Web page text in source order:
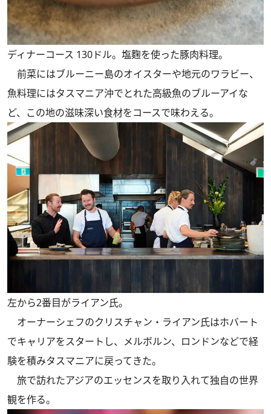
ディナーコース 130ドル。塩麴を使った豚肉料理。
前菜にはブルーニー島のオイスターや地元のワラビー、
魚料理にはタスマニア沖でとれた高級魚のブルーアイな
ど、この地の滋味深い食材をコースで味わえる。
左から2番目がライアン氏。
オーナーシェフのクリスチャン・ライアン氏はホバート
でキャリアをスタートし、メルボルン、ロンドンなどで経
験を積みタスマニアに戻ってきた。
旅で訪れたアジアのエッセンスを取り入れて独自の世界
観を作る。